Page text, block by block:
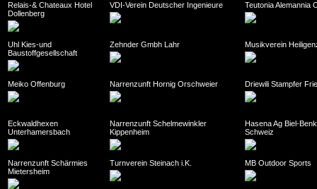
Relais-& Chateaux Hotel
Dollenberg
VDI-Verein Deutscher Ingenieure Teutonia Alemannia
Uhl Kies-und
Baustoffgesellschaft
Zehnder Gmbh Lahr Musikverein
Meiko Offenburg Narrenzunft Hornig Orschweier Driewili Stampfer
Eckwaldhexen
Unterhamersbach
Narrenzunft Schelmewinkler
Kippenheim
Hasena Ag Biel-
Schweiz
Narrenzunft Schärmies
Mietersheim
Turnverein Steinach i.K. MB Outdoor Sports